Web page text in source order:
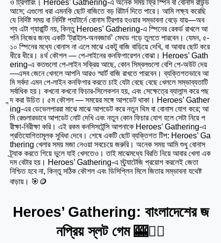
ও ট্রিগারিং। Heroes’ Gathering-এ অনেক সময় ফ্রি স্পিন বা বোনাস রাউন্ড
আসে; এগুলো ধরা এমনকি ছোট বাজিতে বড় রিটার্ন দিতে পারে। আমি লক্ষ্য করেছি
যে নির্দিষ্ট সময় বা নির্দিষ্ট প্যাটার্নে বোনাস ট্রিগার হওয়ার সম্ভাবনা বেড়ে যায়—অব
শ্য এটা গ্যারান্টি নয়, কিন্তু Heroes’ Gathering-এ স্পিনের রেকর্ড রাখলে আ
পনি নিজের জন্য একটি ‘ট্রাইাল-অনবজার্ভ’ মেথড গড়ে তুলতে পারবেন। যেমন, ৫-
১০ স্পিনের মধ্যে বোনাস না এলে মাঝে একটু বাজি বাড়িয়ে দেখি, বা আবার ছোট করে
ধীরে ধীরে। ৪র্থ কৌশল — পে-লাইনের কনফিগারেশন বোঝা। Heroes’ Gath
ering-এ কতগুলো পে-লাইন সক্রিয় আছে, কোন সিম্বলগুলো বেশি পে-অউট দেয়
—এসব জেনে খেললে আপনি আরও স্মার্ট বাজি রাখতে পারবেন। ব্যক্তিগতভাবে আ
মি সর্বদা এমন পে-লাইন কনফিগার করতে চাই যেটা বেছে বেছে খেললে সম্ভাব্যতাটি
সর্বাধিক হয়। কখনো কখনো ফিচার-সিলেকশন হয়, এবং সেক্ষেত্রে ব্যালান্স করে পছ
ন্দ করা উচিত। ৫ম কৌশল — সময়ের সঙ্গে আপডেট থাকা। Heroes’ Gather
ing-এর ডেভেলপাররা মাঝে মাঝে আপডেট করে নতুন থিম বা বোনাস যোগ করে; আ
মি রেগুলারভাবে আপডেট নোট দেখি এবং নতুন কোন ফিচার যোগ হলে সেটা নিয়ে প
রীক্ষা-নিরীক্ষা করি। এই রকম কনসিসটেন্সি আপনাকে Heroes’ Gathering-এ
প্রতিযোগিতামূলক সুবিধা দেবে। শেষে একটি ছোট ব্যক্তিগত টিপ: Heroes’ Ga
thering খেলার সময় মজা নেওয়া সবচেয়ে জরুরি। অনেক সময় আমি শুধু বোনাস
ট্র্যাক করতে গিয়ে ভুলে যাই খেলতেও। তাই মাঝেমধ্যে বিরতি নিয়ে আবার খেলা এক
দম বেটার হয়। Heroes’ Gathering-এ স্ট্র্যাটেজি প্রয়োগ করলেই জেতা
নিশ্চিত হবে না, কিন্তু সঠিক কৌশল এবং ডিসিপ্লিন মিলে জিতার সম্ভাবনা যথেষ্ট
বাড়ায়। 🎯🪙
Heroes’ Gathering: বাংলাদেশের জ
নপ্রিয় স্লট গেম 🎰🦸‍♀️